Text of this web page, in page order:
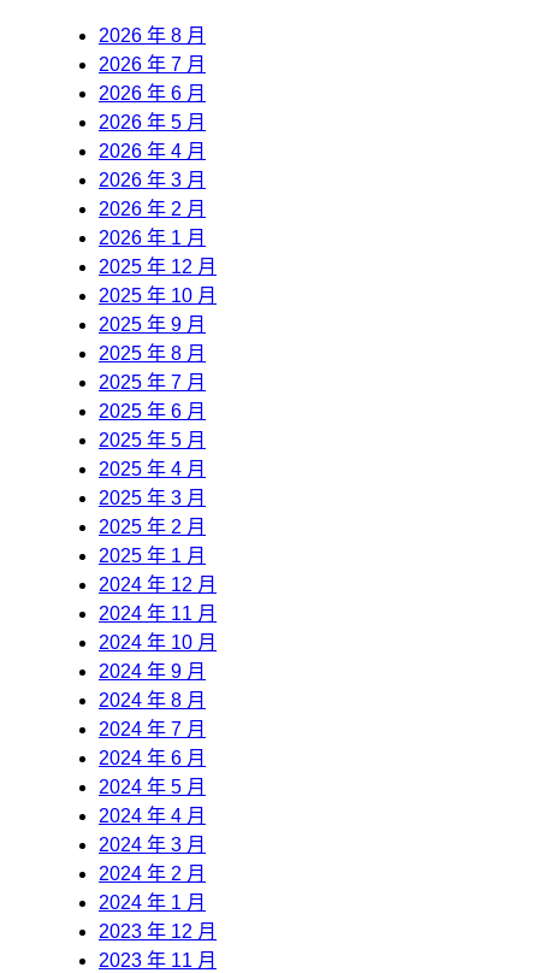
2026 年 8 月
2026 年 7 月
2026 年 6 月
2026 年 5 月
2026 年 4 月
2026 年 3 月
2026 年 2 月
2026 年 1 月
2025 年 12 月
2025 年 10 月
2025 年 9 月
2025 年 8 月
2025 年 7 月
2025 年 6 月
2025 年 5 月
2025 年 4 月
2025 年 3 月
2025 年 2 月
2025 年 1 月
2024 年 12 月
2024 年 11 月
2024 年 10 月
2024 年 9 月
2024 年 8 月
2024 年 7 月
2024 年 6 月
2024 年 5 月
2024 年 4 月
2024 年 3 月
2024 年 2 月
2024 年 1 月
2023 年 12 月
2023 年 11 月